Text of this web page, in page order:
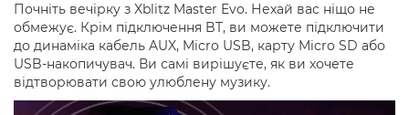
Почніть вечірку з Xblitz Master Evo. Нехай вас ніщо не
обмежує. Крім підключення BT, ви можете підключити
до динаміка кабель AUX, Micro USB, карту Micro SD або
USB-накопичувач. Ви самі вирішуєте, як ви хочете
відтворювати свою улюблену музику.